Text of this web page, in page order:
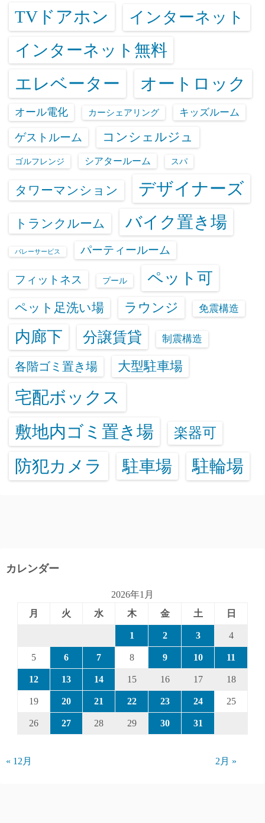
TVドアホン インターネット
インターネット無料
エレベーター オートロック
オール電化 カーシェアリング キッズルーム
ゲストルーム コンシェルジュ
ゴルフレンジ シアタールーム スパ
タワーマンション デザイナーズ
トランクルーム バイク置き場
バレーサービス パーティールーム
フィットネス プール ペット可
ペット足洗い場 ラウンジ 免震構造
内廊下 分譲賃貸 制震構造
各階ゴミ置き場 大型駐車場
宅配ボックス
敷地内ゴミ置き場
楽器可
防犯カメラ 駐車場 駐輪場
カレンダー
2026年1月
月
火 水 木 金 土 日
1 2 3 4
5 6 7 8 9 10 11
12 13 14 15 16 17 18
19 20 21 22 23 24 25
26 27 28 29 30 31
« 12月 2月 »